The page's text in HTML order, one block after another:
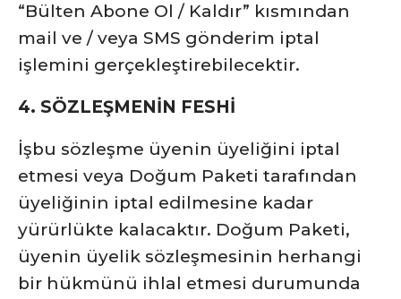
“Bülten Abone Ol / Kaldır” kısmından
mail ve / veya SMS gönderim iptal
işlemini gerçekleştirebilecektir.
4. SÖZLEŞMENİN FESHİ
İşbu sözleşme üyenin üyeliğini iptal
etmesi veya Doğum Paketi tarafından
üyeliğinin iptal edilmesine kadar
yürürlükte kalacaktır. Doğum Paketi,
üyenin üyelik sözleşmesinin herhangi
bir hükmünü ihlal etmesi durumunda